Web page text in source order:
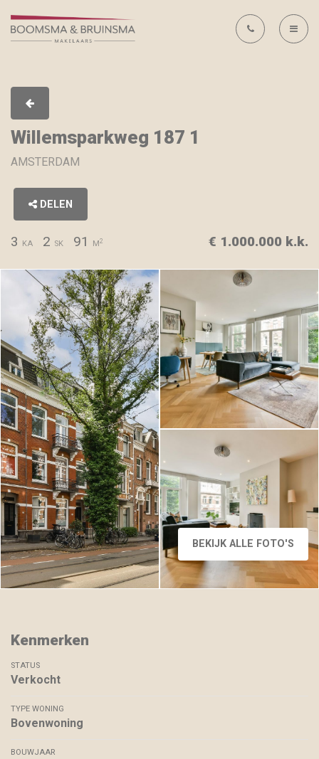
Willemsparkweg 187 1
AMSTERDAM
DELEN
3 KA 2 SK 91 M2 € 1.000.000 k.k.
Willemsparkweg 187 1,
AMSTERDAM, Foto 1
Willemsparkweg 187 1,
AMSTERDAM, Foto 2
AMSTERDAM, Foto 3
BEKIJK ALLE FOTO'S
Kenmerken
STATUS
Verkocht
TYPE WONING
Bovenwoning
BOUWJAAR